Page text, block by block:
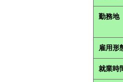
勤務地
雇用形
就業時